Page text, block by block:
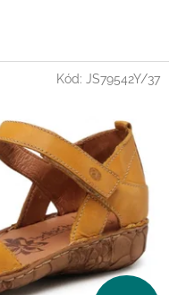
Kód: JS79542Y/37